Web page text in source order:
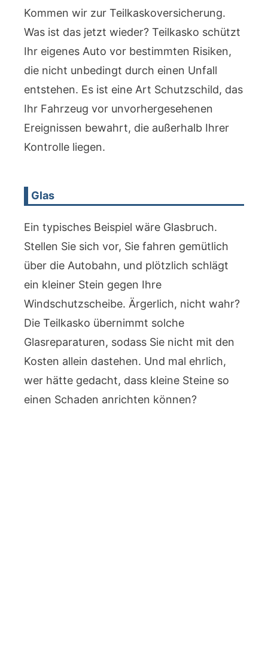
Kommen wir zur Teilkaskoversicherung.
Was ist das jetzt wieder? Teilkasko schützt
Ihr eigenes Auto vor bestimmten Risiken,
die nicht unbedingt durch einen Unfall
entstehen. Es ist eine Art Schutzschild, das
Ihr Fahrzeug vor unvorhergesehenen
Ereignissen bewahrt, die außerhalb Ihrer
Kontrolle liegen.
Glas
Ein typisches Beispiel wäre Glasbruch.
Stellen Sie sich vor, Sie fahren gemütlich
über die Autobahn, und plötzlich schlägt
ein kleiner Stein gegen Ihre
Windschutzscheibe. Ärgerlich, nicht wahr?
Die Teilkasko übernimmt solche
Glasreparaturen, sodass Sie nicht mit den
Kosten allein dastehen. Und mal ehrlich,
wer hätte gedacht, dass kleine Steine so
einen Schaden anrichten können?